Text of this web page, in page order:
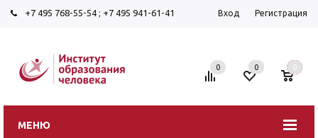
+7 495 768-55-54 ; +7 495 941-61-41 Вход Регистрация
МЕНЮ
0 0 0